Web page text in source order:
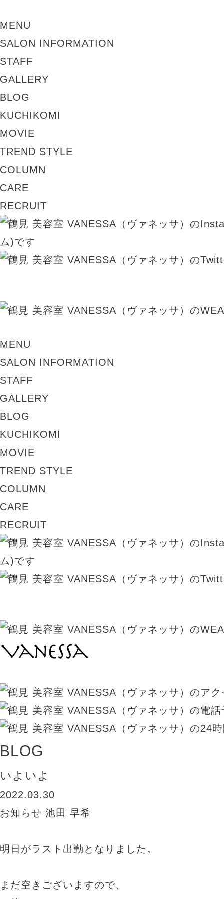
MENU
SALON INFORMATION
STAFF
GALLERY
BLOG
KUCHIKOMI
MOVIE
TREND STYLE
COLUMN
CARE
RECRUIT
MENU
SALON INFORMATION
STAFF
GALLERY
BLOG
KUCHIKOMI
MOVIE
TREND STYLE
COLUMN
CARE
RECRUIT
BLOG
いよいよ
2022.03.30
お知らせ 池田 早希
明日がラスト出勤となりました。
まだ空きございますので、